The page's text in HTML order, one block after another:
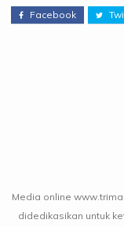
Facebook
Media online
didedikasikan untuk